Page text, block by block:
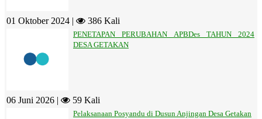
01 Oktober 2024 | 386 Kali
PENETAPAN PERUBAHAN APBDes TAHUN 2024
DESA GETAKAN
06 Juni 2026 | 59 Kali
Pelaksanaan Posyandu di Dusun Anjingan Desa Getakan